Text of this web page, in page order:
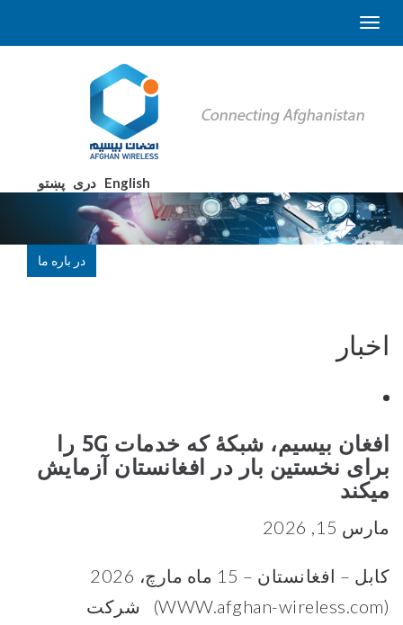
English دری پښتو
در باره ما
اخبار
افغان بیسیم، شبکهٔ که خدمات 5G را
برای نخستین بار در افغانستان آزمایش
میکند
مارس 15, 2026
کابل – افغانستان – 15 ماه مارچ، 2026
(WWW.afghan-wireless.com) شرکت